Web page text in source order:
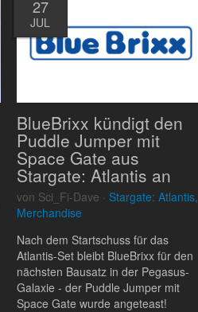
27
JUL
BlueBrixx kündigt den
Puddle Jumper mit
Space Gate aus
Stargate: Atlantis an
von Sci_Fi-Dave · Stargate: Atlantis,
Merchandise
Nach dem Startschuss für das
Atlantis-Set bleibt BlueBrixx für den
nächsten Bausatz in der Pegasus-
Galaxie - der Puddle Jumper mit
Space Gate wurde angeteast!